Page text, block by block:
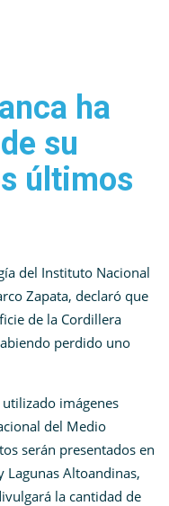
ha
su
últimos
del Instituto Nacional
Zapata, declaró que
de la Cordillera
perdido uno
imágenes
del Medio
serán presentados en
Lagunas Altoandinas,
la cantidad de